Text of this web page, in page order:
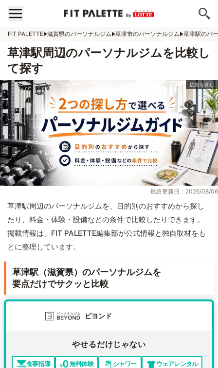
FIT PALETTE 滋賀県のパーソナルジム 草津市のパーソナルジム 草津駅のパ
草津駅周辺のパーソナルジムを比較し
て探す
最終更新日：2026/08/06
草津駅周辺のパーソナルジムを、目的別のおすすめから探し
たり、料金・体験・設備などの条件で比較したりできます。
掲載情報は、FIT PALETTE編集部が公式情報と独自取材をも
とに整理しています。
草津駅（滋賀県）のパーソナルジムを
要点だけでサクッと比較
ビヨンド
やせるだけじゃない
食事指導 無料体験 シャワー
ウェアレンタル